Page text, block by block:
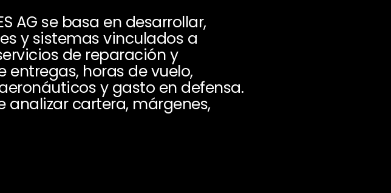
AG se basa en desarrollar,
y sistemas vinculados a
de reparación y
horas de vuelo,
y gasto en defensa.
analizar cartera, márgenes,